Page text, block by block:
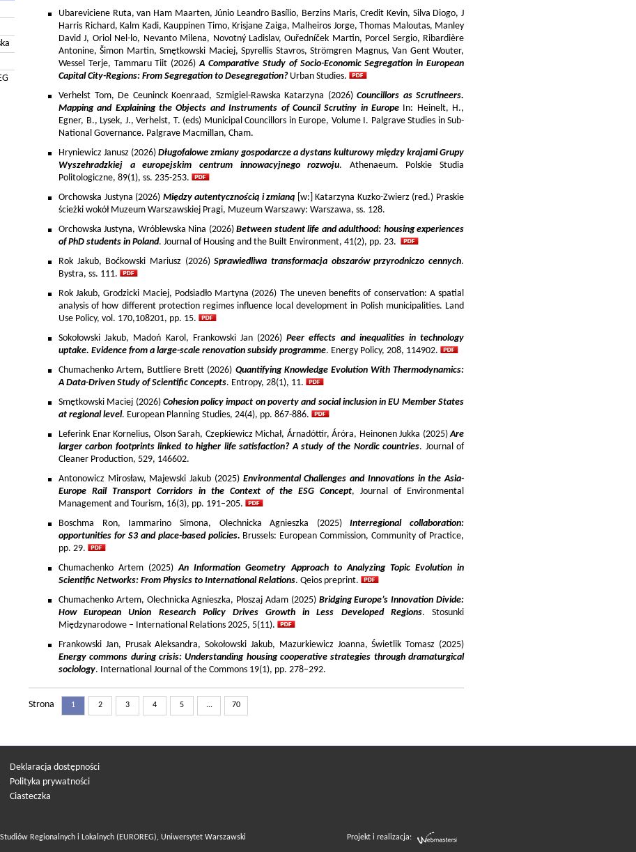
Ubareviciene Ruta, van Ham Maarten, Júnio Leandro Basílio, Berzins Maris, Credit Kevin, Silva Diogo, J
Harris Richard, Kalm Kadi, Kauppinen Timo, Krisjane Zaiga, Malheiros Jorge, Thomas Maloutas, Manley
David J, Oriol Nel-lo, Nevanto Milena, Novotný Ladislav, Ouředníček Martin, Porcel Sergio, Ribardière
Antonine, Šimon Martin, Smętkowski Maciej, Spyrellis Stavros, Strömgren Magnus, Van Gent Wouter,
Wessel Terje, Tammaru Tiit (2026)A Comparative Study of Socio-Economic Segregation in European
Capital City-Regions: From Segregation to Desegregation?Urban Studies.
Verhelst Tom, De Ceuninck Koenraad, Szmigiel-Rawska Katarzyna (2026) Councillors as Scrutineers.
Mapping and Explaining the Objects and Instruments of Council Scrutiny in EuropeIn: Heinelt, H.,
Egner, B., Lysek, J., Verhelst, T. (eds) Municipal Councillors in Europe, Volume I. Palgrave Studies in Sub-
National Governance. Palgrave Macmillan, Cham.
Hryniewicz Janusz (2026) Długofalowe zmiany gospodarcze a dystans kulturowy między krajami Grupy
Wyszehradzkiej a europejskim centrum innowacyjnego rozwoju. Athenaeum. Polskie Studia
Politologiczne, 89(1), ss. 235-253.
Orchowska Justyna (2026) Między autentycznością i zmianą [w:] Katarzyna Kuzko-Zwierz (red.) Praskie
ścieżki wokół Muzeum Warszawskiej Pragi, Muzeum Warszawy: Warszawa, ss. 128.
Orchowska Justyna, Wróblewska Nina (2026)Between student life and adulthood: housing experiences
of PhD students in Poland. Journal of Housing and the Built Environment, 41(2), pp. 23.
Rok Jakub, Boćkowski Mariusz (2026)Sprawiedliwa transformacja obszarów przyrodniczo cennych.
Bystra, ss. 111.
Rok Jakub, Grodzicki Maciej, Podsiadło Martyna (2026) The uneven benefits of conservation: A spatial
analysis of how different protection regimes influence local development in Polish municipalities. Land
Use Policy, vol. 170,108201, pp. 15.
Sokołowski Jakub, Madoń Karol, Frankowski Jan (2026)Peer effects and inequalities in technology
uptake. Evidence from a large-scale renovation subsidy programme. Energy Policy, 208, 114902.
Chumachenko Artem, Buttliere Brett (2026) Quantifying Knowledge Evolution With Thermodynamics:
A Data-Driven Study of Scientific Concepts. Entropy, 28(1), 11.
Smętkowski Maciej (2026) Cohesion policy impact on poverty and social inclusion in EU Member States
at regional level. European Planning Studies, 24(4), pp. 867-886.
Leferink Enar Kornelius, Olson Sarah, Czepkiewicz Michał, Árnadóttir, Áróra, Heinonen Jukka (2025)Are
larger carbon footprints linked to higher life satisfaction? A study of the Nordic countries. Journal of
Cleaner Production, 529, 146602.
Antonowicz Mirosław, Majewski Jakub (2025) Environmental Challenges and Innovations in the Asia-
Europe Rail Transport Corridors in the Context of the ESG Concept, Journal of Environmental
Management and Tourism, 16(3), pp. 191–205.
Boschma Ron, Iammarino Simona, Olechnicka Agnieszka (2025)Interregional collaboration:
opportunities for S3 and place-based policies. Brussels: European Commission, Community of Practice,
pp. 29.
Chumachenko Artem (2025)An Information Geometry Approach to Analyzing Topic Evolution in
Scientific Networks: From Physics to International Relations. Qeios preprint.
Chumachenko Artem, Olechnicka Agnieszka, Płoszaj Adam (2025) Bridging Europe’s Innovation Divide:
How European Union Research Policy Drives Growth in Less Developed Regions. Stosunki
Międzynarodowe – International Relations 2025, 5(11).
Frankowski Jan, Prusak Aleksandra, Sokołowski Jakub, Mazurkiewicz Joanna, Świetlik Tomasz (2025)
Energy commons during crisis: Understanding housing cooperative strategies through dramaturgical
sociology. International Journal of the Commons 19(1), pp. 278–292.
Strona 1 2 3 4 5 ... 70
Deklaracja dostępności
Polityka prywatności
Ciasteczka
Regionalnych i Lokalnych (EUROREG), Uniwersytet Warszawski Projekt i realizacja: